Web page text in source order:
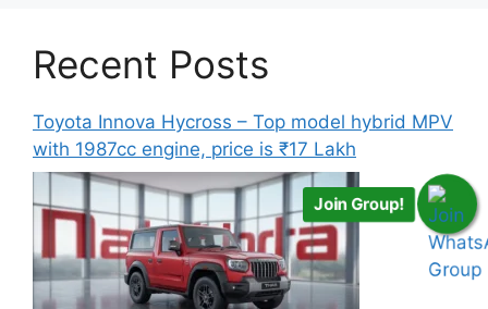
Recent Posts
Toyota Innova Hycross – Top model hybrid MPV
with 1987cc engine, price is ₹17 Lakh
Join Group!